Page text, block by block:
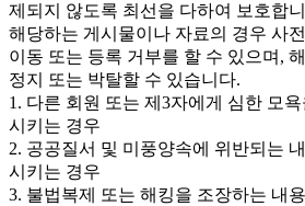
제되지 않도록 최선을 다하여 보호합
해당하는 게시물이나 자료의 경우 사
이동 또는 등록 거부를 할 수 있으며,
정지 또는 박탈할 수 있습니다.
1. 다른 회원 또는 제3자에게 심한 모
시키는 경우
2. 공공질서 및 미풍양속에 위반되는
시키는 경우
3. 불법복제 또는 해킹을 조장하는 내